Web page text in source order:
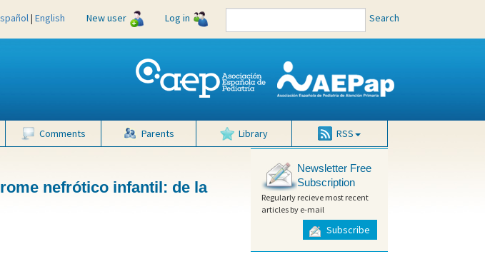
| English New user Log in Search
Comments Parents Library RSS
nefrótico infantil: de la
Newsletter Free
Subscription
Regularly recieve most recent
articles by e-mail
Subscribe